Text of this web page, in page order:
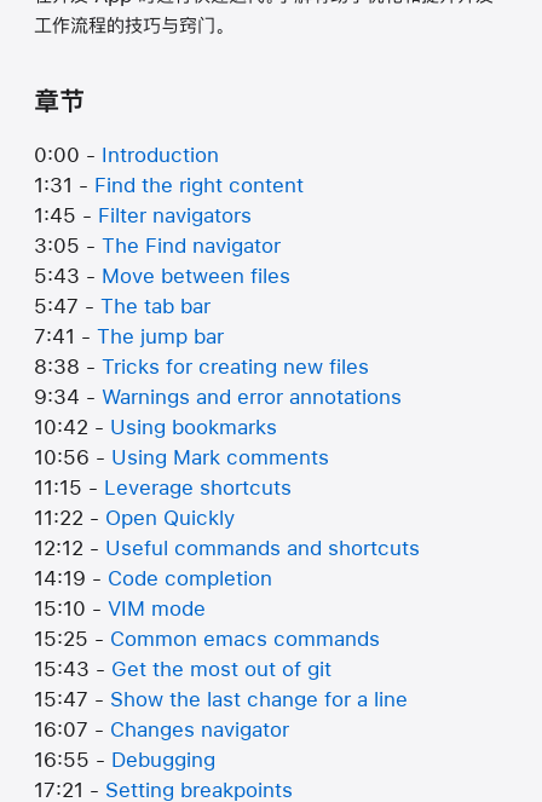
工作流程的技巧与窍门。
章节
0:00 - Introduction
1:31 - Find the right content
1:45 - Filter navigators
3:05 - The Find navigator
5:43 - Move between files
5:47 - The tab bar
7:41 - The jump bar
8:38 - Tricks for creating new files
9:34 - Warnings and error annotations
10:42 - Using bookmarks
10:56 - Using Mark comments
11:15 - Leverage shortcuts
11:22 - Open Quickly
12:12 - Useful commands and shortcuts
14:19 - Code completion
15:10 - VIM mode
15:25 - Common emacs commands
15:43 - Get the most out of git
15:47 - Show the last change for a line
16:07 - Changes navigator
16:55 - Debugging
17:21 - Setting breakpoints